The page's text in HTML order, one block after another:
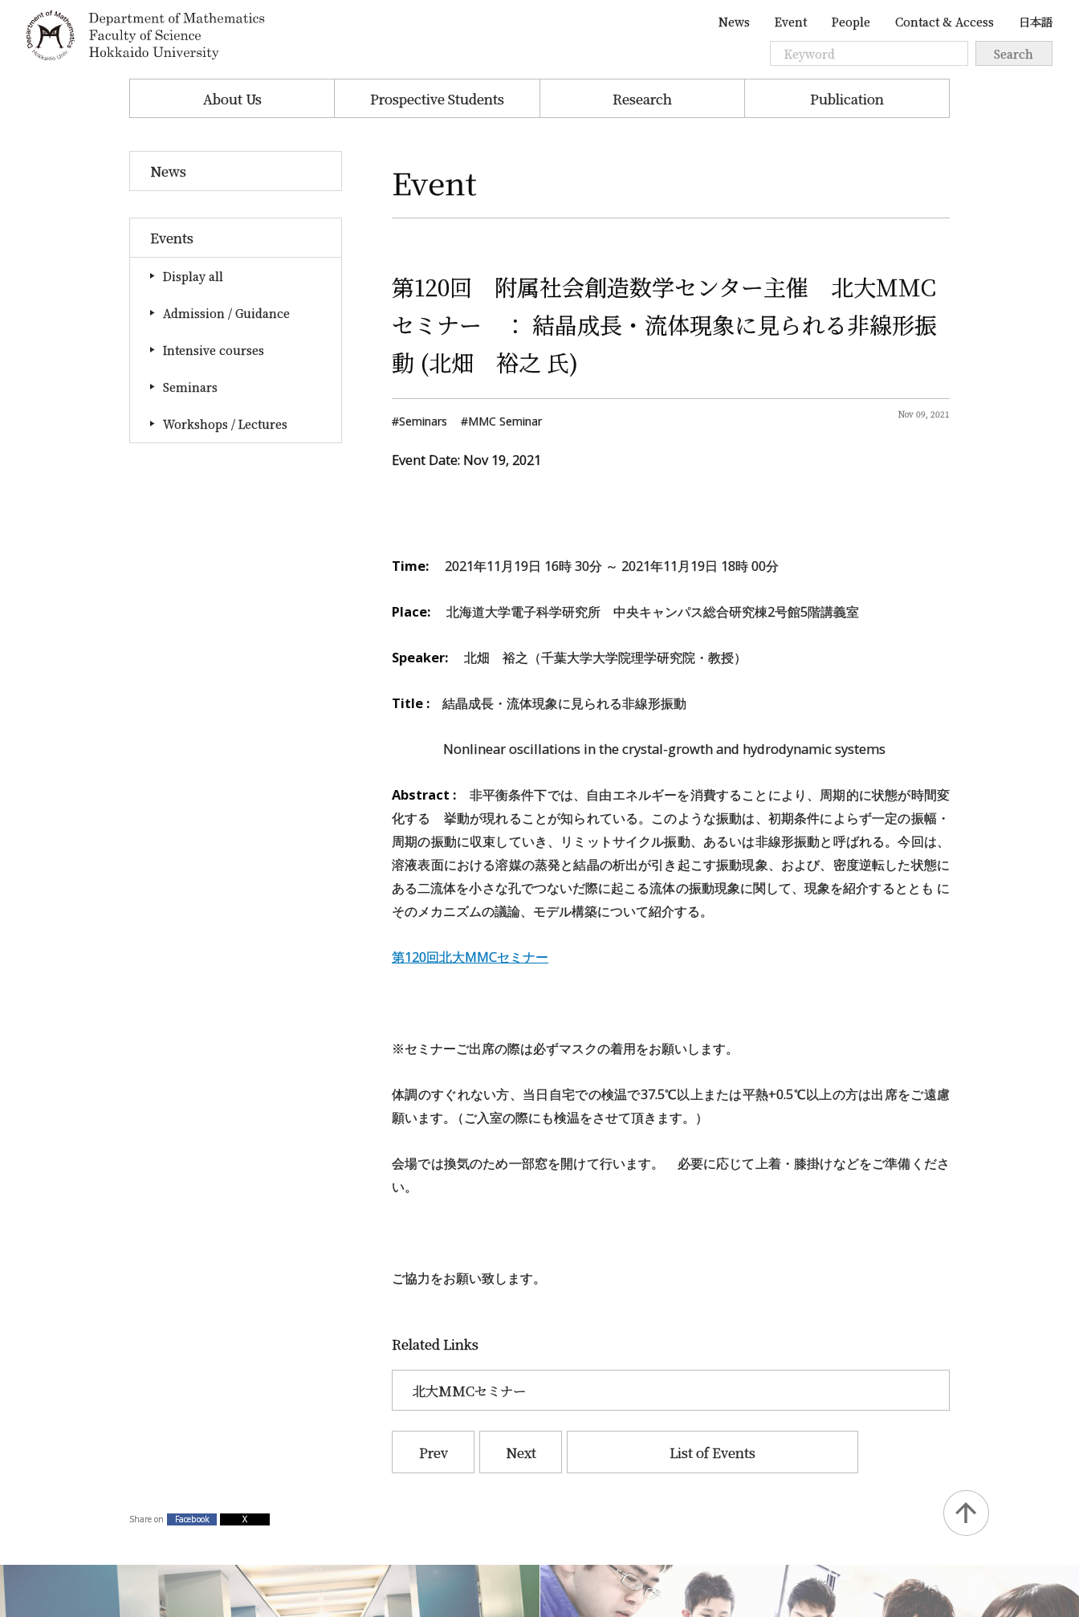
News Event People Contact & Access 日本語
About Us Prospective Students Research Publication
News
Events
Display all
Admission / Guidance
Intensive courses
Seminars
Workshops / Lectures
Event
第120回 附属社会創造数学センター主催 北大MMC
セミナー ： 結晶成長 ・ 流体現象に 見られる非線形振
動 (北畑 裕之 氏)
Seminars MMC Seminar Nov 09, 2021
Event Date: Nov 19,2021
Time: 2021年11月19日 16時 30分 ～ 2021年11月19日 18時 00分
Place: 北海道大学電子科学研究所 中央キャンパス総合研究棟2号館5階講義室
Speaker: 北畑 裕之（千葉大学大学院理学研究院・教授）
Title :結晶成長・流体現象に見られる非線形振動
Nonlinear oscillations in the crystal-growth and hydrodynamic systems
Abstract : 非平衡条件下では、自由エネルギーを消費することにより、周期的に状態が時間変
化する 挙動が現れることが知られている。このような振動は、初期条件によらず一定の振幅・
周期の振動に収束していき、リミットサイクル振動、あるいは非線形振動と呼ばれる。今回は、
溶液表面における溶媒の蒸発と結晶の析出が引き起こす振動現象、および、密度逆転した状態に
ある二流体を小さな孔でつないだ際に起こる流体の振動現象に関して、現象を紹介するととも に
そのメカニズムの議論、モデル構築について紹介する。
第120回北大MMCセミナー
※セミナーご出席の際は必ずマスクの着用をお願いします。
体調のすぐれない方、当日自宅での検温で37.5℃以上または平熱+0.5℃以上の方は出席をご遠慮
願います。 （ご入室の際にも検温をさせて頂きます。）
会場では換気のため一部窓を開けて行います。 必要に応じて上着・膝掛けなどをご準備くださ
い。
ご協力をお願い致します。
Related Links
北大MMCセミナー
Prev Next List of Events
Share on Facebook X